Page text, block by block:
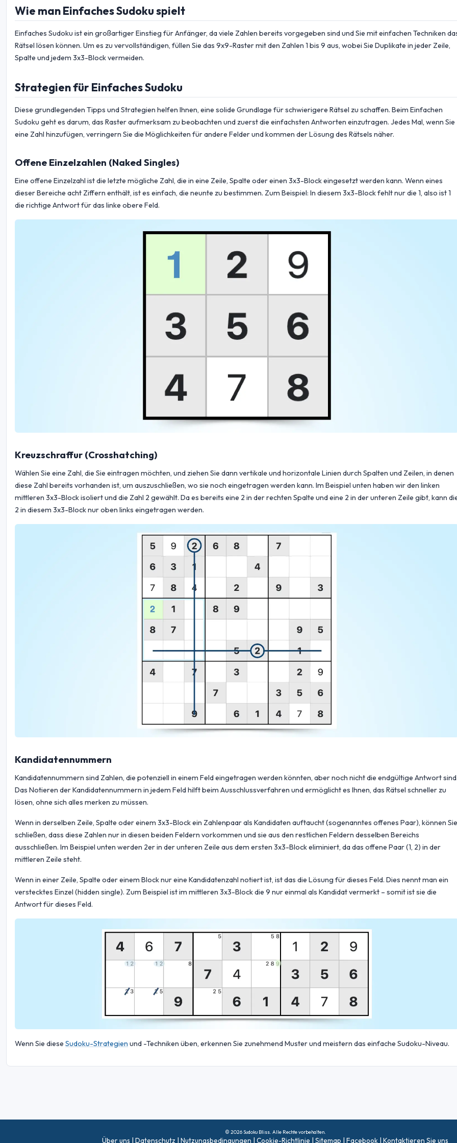
Wie man Einfaches Sudoku spielt
Einfaches Sudoku ist ein großartiger Einstieg für Anfänger, da viele Zahlen bereits vorgegeben sind und Sie mit einfachen Techniken
Rätsel lösen können. Um es zu vervollständigen, füllen Sie das 9x9-Raster mit den Zahlen 1 bis 9 aus, wobei Sie Duplikate in jeder Zeile,
Spalte und jedem 3x3-Block vermeiden.
Strategien für Einfaches Sudoku
Diese grundlegenden Tipps und Strategien helfen Ihnen, eine solide Grundlage für schwierigere Rätsel zu schaffen. Beim Einfachen
Sudoku geht es darum, das Raster aufmerksam zu beobachten und zuerst die einfachsten Antworten einzutragen. Jedes Mal, wenn Sie
eine Zahl hinzufügen, verringern Sie die Möglichkeiten für andere Felder und kommen der Lösung des Rätsels näher.
Offene Einzelzahlen (Naked Singles)
Eine offene Einzelzahl ist die letzte mögliche Zahl, die in eine Zeile, Spalte oder einen 3x3-Block eingesetzt werden kann. Wenn eines
dieser Bereiche acht Ziffern enthält, ist es einfach, die neunte zu bestimmen. Zum Beispiel: In diesem 3x3-Block fehlt nur die 1, also ist 1
die richtige Antwort für das linke obere Feld.
Kreuzschraffur (Crosshatching)
Wählen Sie eine Zahl, die Sie eintragen möchten, und ziehen Sie dann vertikale und horizontale Linien durch Spalten und Zeilen, in denen
diese Zahl bereits vorhanden ist, um auszuschließen, wo sie noch eingetragen werden kann. Im Beispiel unten haben wir den linken
mittleren 3x3-Block isoliert und die Zahl 2 gewählt. Da es bereits eine 2 in der rechten Spalte und eine 2 in der unteren Zeile gibt, kann
2 in diesem 3x3-Block nur oben links eingetragen werden.
Kandidatennummern
Kandidatennummern sind Zahlen, die potenziell in einem Feld eingetragen werden könnten, aber noch nicht die endgültige Antwort
Das Notieren der Kandidatennummern in jedem Feld hilft beim Ausschlussverfahren und ermöglicht es Ihnen, das Rätsel schneller zu
lösen, ohne sich alles merken zu müssen.
Wenn in derselben Zeile, Spalte oder einem 3x3-Block ein Zahlenpaar als Kandidaten auftaucht (sogenanntes offenes Paar), können Sie
schließen, dass diese Zahlen nur in diesen beiden Feldern vorkommen und sie aus den restlichen Feldern desselben Bereichs
ausschließen. Im Beispiel unten werden 2er in der unteren Zeile aus dem ersten 3x3-Block eliminiert, da das offene Paar (1, 2) in der
mittleren Zeile steht.
Wenn in einer Zeile, Spalte oder einem Block nur eine Kandidatenzahl notiert ist, ist das die Lösung für dieses Feld. Dies nennt man ein
verstecktes Einzel (hidden single). Zum Beispiel ist im mittleren 3x3-Block die 9 nur einmal als Kandidat vermerkt – somit ist sie die
Antwort für dieses Feld.
Wenn Sie diese Sudoku-Strategien und -Techniken üben, erkennen Sie zunehmend Muster und meistern das einfache Sudoku-Niveau.
© 2026 Sudoku Bliss. Alle Rechte vorbehalten.
Über uns |Datenschutz |Nutzungsbedingungen |Cookie-Richtlinie |Sitemap |Facebook |Kontaktieren Sie uns